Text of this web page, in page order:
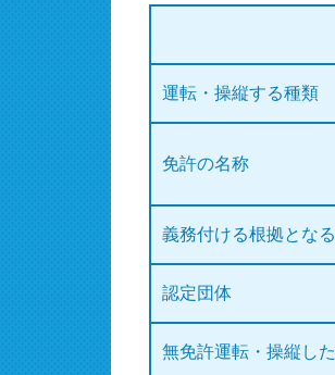
運転・操縦する種類
免許の名称
義務付ける根拠とな
認定団体
無免許運転・操縦し